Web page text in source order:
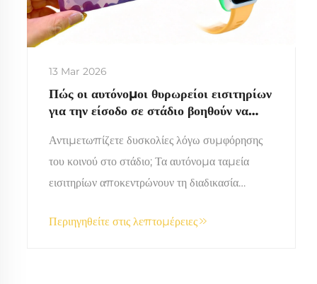
13 Mar 2026
Πώς οι αυτόνομοι θυρωρείοι εισιτηρίων
για την είσοδο σε στάδιο βοηθούν να
Αντιμετωπίζετε δυσκολίες λόγω συμφόρησης
του κοινού στο στάδιο; Τα αυτόνομα ταμεία
εισιτηρίων αποκεντρώνουν τη διαδικασία
41% και αυξάνουν την παροχή εξυπηρέτησης
Περιηγηθείτε στις λεπτομέρειες